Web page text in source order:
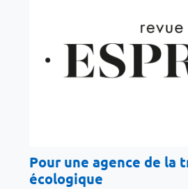
Pour une agence de la
écologique